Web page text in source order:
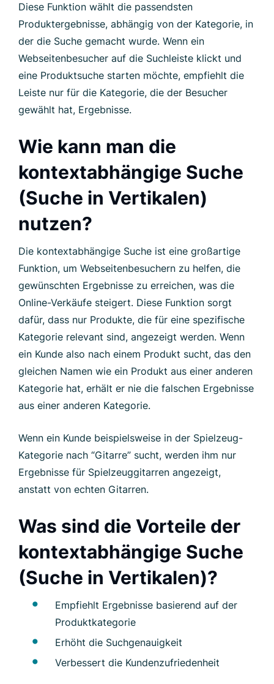
Diese Funktion wählt die passendsten
Produktergebnisse, abhängig von der Kategorie, in
der die Suche gemacht wurde. Wenn ein
Webseitenbesucher auf die Suchleiste klickt und
eine Produktsuche starten möchte, empfiehlt die
Leiste nur für die Kategorie, die der Besucher
gewählt hat, Ergebnisse.
Wie kann man die
kontextabhängige Suche
(Suche in Vertikalen)
nutzen?
Die kontextabhängige Suche ist eine großartige
Funktion, um Webseitenbesuchern zu helfen, die
gewünschten Ergebnisse zu erreichen, was die
Online-Verkäufe steigert. Diese Funktion sorgt
dafür, dass nur Produkte, die für eine spezifische
Kategorie relevant sind, angezeigt werden. Wenn
ein Kunde also nach einem Produkt sucht, das den
gleichen Namen wie ein Produkt aus einer anderen
Kategorie hat, erhält er nie die falschen Ergebnisse
aus einer anderen Kategorie.
Wenn ein Kunde beispielsweise in der Spielzeug-
Kategorie nach “Gitarre” sucht, werden ihm nur
Ergebnisse für Spielzeuggitarren angezeigt,
anstatt von echten Gitarren.
Was sind die Vorteile der
kontextabhängige Suche
(Suche in Vertikalen)?
Empfiehlt Ergebnisse basierend auf der
Produktkategorie
Erhöht die Suchgenauigkeit
Verbessert die Kundenzufriedenheit